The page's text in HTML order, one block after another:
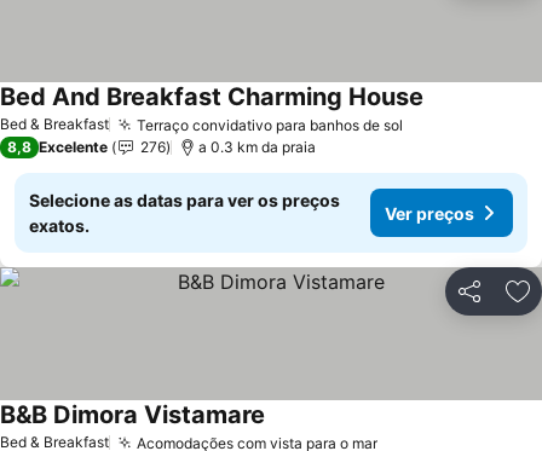
Bed & Breakfast Terraço convidativo para banhos de sol
Bed And Breakfast Charming House
8,8 Excelente 276 a 0.3 km da praia
Selecione as datas para ver os preços
exatos.
Ver preços
Partilhar
Bed & Breakfast Acomodações com vista para o mar
B&B Dimora Vistamare